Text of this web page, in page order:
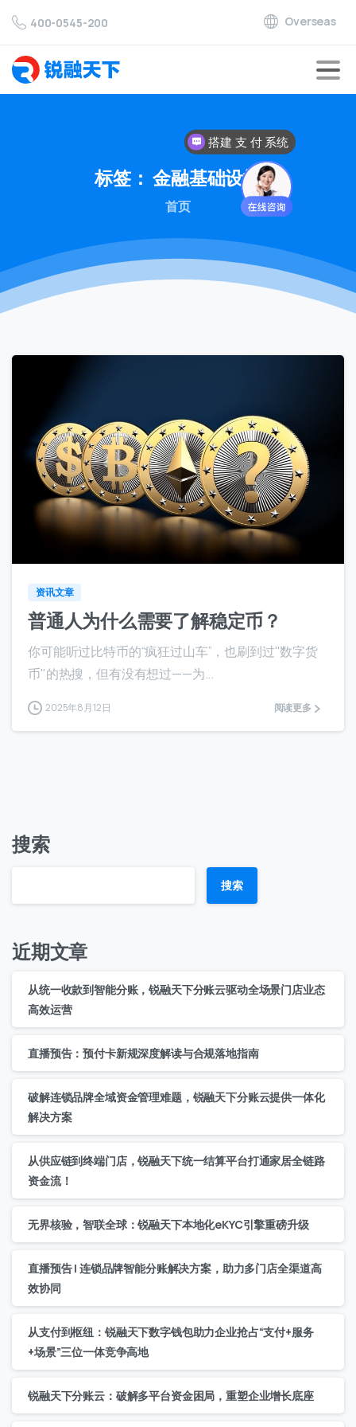
400-0545-200 Overseas
标签： 金融基础设施
首页
资讯文章
普通人为什么需要了解稳定币？
你可能听过比特币的“疯狂过山车”，也刷到过"数字货
币"的热搜，但有没有想过——为...
2025年8月12日 阅读更多
搜索
搜索
近期文章
从统一收款到智能分账，锐融天下分账云驱动全场景门店业态
高效运营
直播预告：预付卡新规深度解读与合规落地指南
破解连锁品牌全域资金管理难题，锐融天下分账云提供一体化
解决方案
从供应链到终端门店，锐融天下统一结算平台打通家居全链路
资金流！
无界核验，智联全球：锐融天下本地化eKYC引擎重磅升级
直播预告 | 连锁品牌智能分账解决方案，助力多门店全渠道高
效协同
从支付到枢纽：锐融天下数字钱包助力企业抢占“支付+服务
+场景”三位一体竞争高地
锐融天下分账云：破解多平台资金困局，重塑企业增长底座
搭建 支 付 系统